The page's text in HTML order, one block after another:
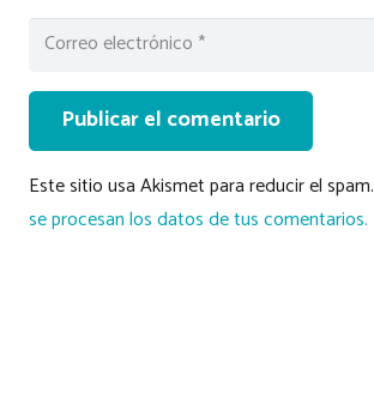
Publicar el comentario
Este sitio usa Akismet para reducir el spam.
se procesan los datos de tus comentarios.